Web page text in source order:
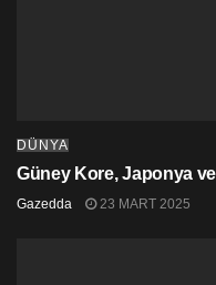
DÜNYA
Güney Kore, Japonya ve
Gazedda 23 MART 2025